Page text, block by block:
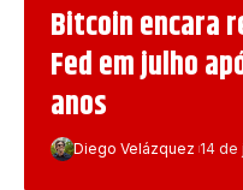
Bitcoin encara
Fed em julho
anos
Diego Velázquez 14 de